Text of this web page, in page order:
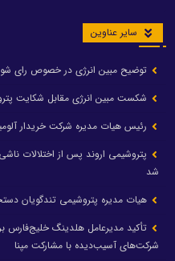
سایر عناوین
توضیح مبین انرژی در خصوص رای
شکست مبین انرژی مقابل شکایت
رئیس هیات مدیره شرکت خریدار
شد
هیات مدیره پتروشیمی تندگویان
تأکید مدیرعامل هلدینگ خلیج‌فارس
شرکت‌های آسیب‌دیده با مشارکت مپنا